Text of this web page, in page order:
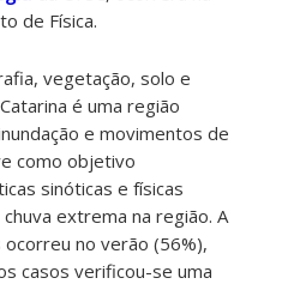
de Física.
vegetação, solo e
é uma região
e movimentos de
como objetivo
sinóticas e físicas
extrema na região. A
no verão (56%),
casos verificou-se uma